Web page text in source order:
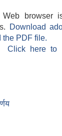
Web browser
Download
the PDF file.
Click here to